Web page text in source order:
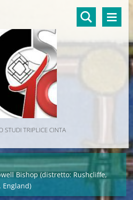
STUDI TRIPLICE CINTA
Bishop (distretto: Rushcliffe,
England)